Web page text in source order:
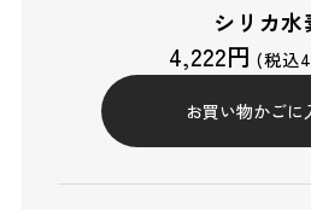
シリカ水
4,222円 (税込
お買い物かごに